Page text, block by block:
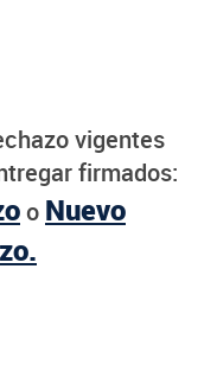
vigentes
firmados:
o Nuevo